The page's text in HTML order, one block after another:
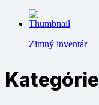
Zimný inventár
Kategórie